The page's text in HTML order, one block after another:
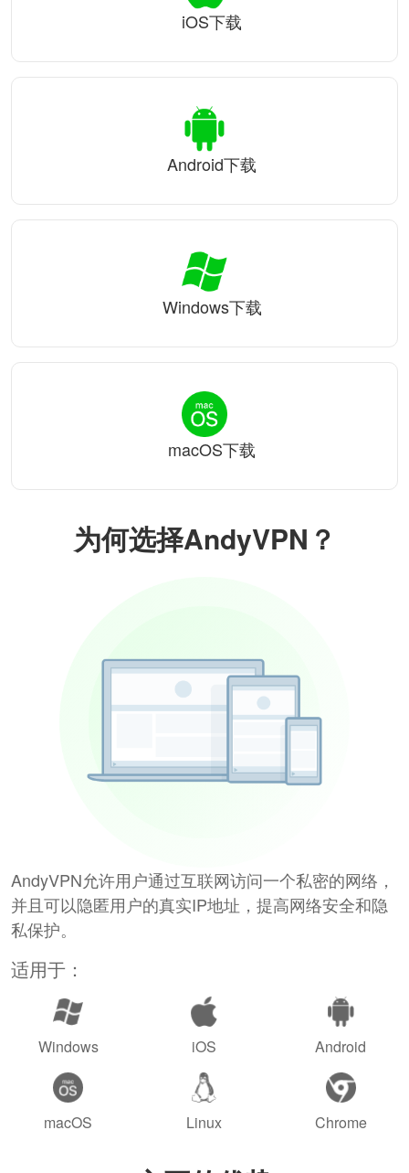
为何选择AndyVPN？
AndyVPN允许用户通过互联网访问一个私密的网络，
并且可以隐匿用户的真实IP地址，提高网络安全和隐
私保护。
适用于：
Windows iOS Android
macOS Linux Chrome
iOS下载
Android下载
Windows下载
macOS下载